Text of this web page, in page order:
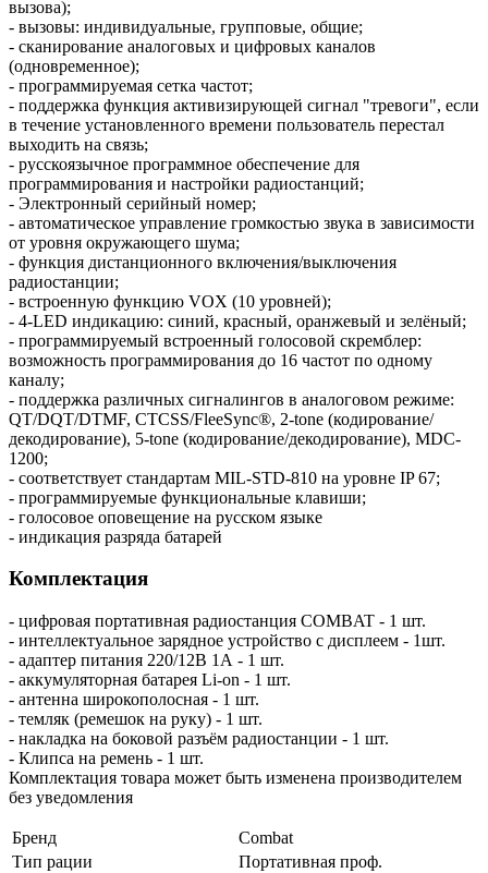
вызова);
- вызовы: индивидуальные, групповые, общие;
- сканирование аналоговых и цифровых каналов
(одновременное);
- программируемая сетка частот;
- поддержка функция активизирующей сигнал "тревоги", если
в течение установленного времени пользователь перестал
выходить на связь;
- русскоязычное программное обеспечение для
программирования и настройки радиостанций;
- Электронный серийный номер;
- автоматическое управление громкостью звука в зависимости
от уровня окружающего шума;
- функция дистанционного включения/выключения
радиостанции;
- встроенную функцию VOX (10 уровней);
- 4-LED индикацию: синий, красный, оранжевый и зелёный;
- программируемый встроенный голосовой скремблер:
возможность программирования до 16 частот по одному
каналу;
- поддержка различных сигналингов в аналоговом режиме:
QT/DQT/DTMF, CTCSS/FleeSync®, 2-tone (кодирование/
декодирование), 5-tone (кодирование/декодирование), MDC-
1200;
- соответствует стандартам MIL-STD-810 на уровне IP 67;
- программируемые функциональные клавиши;
- голосовое оповещение на русском языке
- индикация разряда батарей
Комплектация
- цифровая портативная радиостанция COMBAT - 1 шт.
- интеллектуальное зарядное устройство с дисплеем - 1шт.
- адаптер питания 220/12В 1А - 1 шт.
- аккумуляторная батарея Li-on - 1 шт.
- антенна широкополосная - 1 шт.
- темляк (ремешок на руку) - 1 шт.
- накладка на боковой разъём радиостанции - 1 шт.
- Клипса на ремень - 1 шт.
Комплектация товара может быть изменена производителем
без уведомления
Бренд
Combat
Тип рации
Портативная проф.